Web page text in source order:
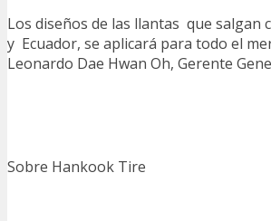
Los diseños de las llantas que salgan
y Ecuador, se aplicará para todo el
Leonardo Dae Hwan Oh, Gerente
Sobre Hankook Tire